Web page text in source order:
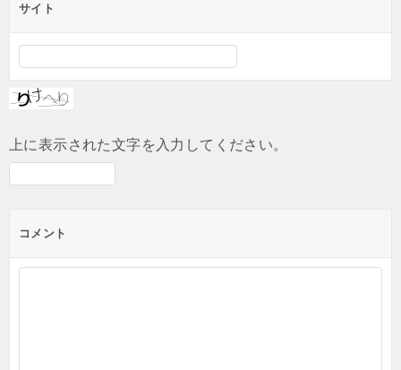
サイト
上に表示された文字を入力してください。
コメント